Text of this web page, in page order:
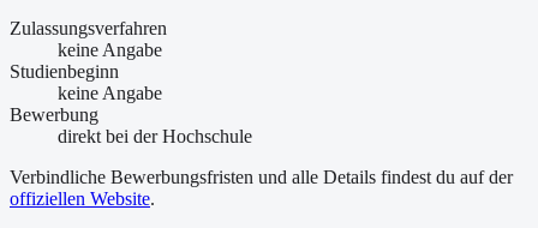
Zulassungsverfahren
keine Angabe
Studienbeginn
keine Angabe
Bewerbung
direkt bei der Hochschule
Verbindliche Bewerbungsfristen und alle Details findest du auf der
offiziellen Website.